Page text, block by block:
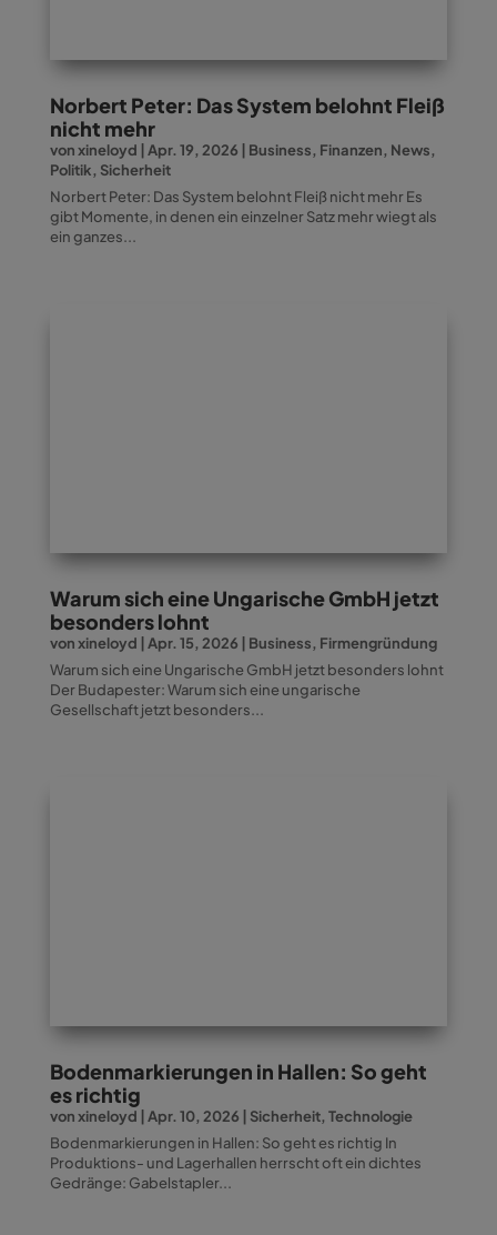
Norbert Peter: Das System belohnt Fleiß
nicht mehr
vonxineloyd Apr. 19, 2026 Business, Finanzen, News,
Politik, Sicherheit
Norbert Peter: Das System belohnt Fleiß nicht mehr Es
gibt Momente, in denen ein einzelner Satz mehr wiegt als
ein ganzes...
Warum sich eine Ungarische GmbH jetzt
besonders lohnt
vonxineloyd Apr. 15, 2026 Business, Firmengründung
Warum sich eine Ungarische GmbH jetzt besonders lohnt
Der Budapester: Warum sich eine ungarische
Gesellschaft jetzt besonders...
Bodenmarkierungen in Hallen: So geht
es richtig
vonxineloyd Apr. 10, 2026 Sicherheit, Technologie
Bodenmarkierungen in Hallen: So geht es richtig In
Produktions- und Lagerhallen herrscht oft ein dichtes
Gedränge: Gabelstapler...